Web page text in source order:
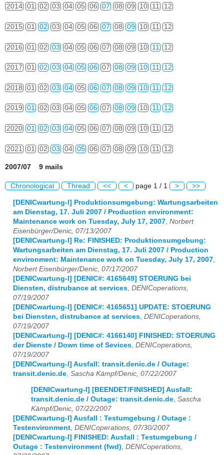
2014 01 02 03 04 05 06 07 08 09 10 11 12
2015 01 02 03 04 05 06 07 08 09 10 11 12
2016 01 02 03 04 05 06 07 08 09 10 11 12
2017 01 02 03 04 05 06 07 08 09 10 11 12
2018 01 02 03 04 05 06 07 08 09 10 11 12
2019 01 02 03 04 05 06 07 08 09 10 11 12
2020 01 02 03 04 05 06 07 08 09 10 11 12
2021 01 02 03 04 05 06 07 08 09 10 11 12
2007/07 9 mails
Chronological Thread << < page 1 / 1 > >>
[DENICwartung-l] Produktionsumgebung: Wartungsarbeiten
am Dienstag, 17. Juli 2007 / Production environment:
Maintenance work on Tuesday, July 17, 2007 Norbert
Eisenbürger/Denic, 07/13/2007
[DENICwartung-l] Re: FINISHED: Produktionsumgebung:
Wartungsarbeiten am Dienstag, 17. Juli 2007 / Production
environment: Maintenance work on Tuesday, July 17, 2007
Norbert Eisenbürger/Denic, 07/17/2007
[DENICwartung-l] [DENIC#: 4165649] STOERUNG bei
Diensten, distrubance at services DENICoperations,
07/19/2007
[DENICwartung-l] [DENIC#: 4165651] UPDATE: STOERUNG
bei Diensten, distrubance at services DENICoperations,
07/19/2007
[DENICwartung-l] [DENIC#: 4166140] FINISHED: STOERUNG
der Dienste / Down time of Sevices DENICoperations,
07/19/2007
[DENICwartung-l] Ausfall: transit.denic.de / Outage:
transit.denic.de Sascha Kämpf/Denic, 07/22/2007
[DENICwartung-l] [BEENDET/FINISHED] Ausfall:
transit.denic.de / Outage: transit.denic.de, Sascha
Kämpf/Denic, 07/22/2007
[DENICwartung-l] Ausfall : Testumgebung / Outage :
Testenvironment, DENICoperations, 07/30/2007
[DENICwartung-l] FINISHED: Ausfall : Testumgebung /
Outage : Testenvironment (fwd), DENICoperations,